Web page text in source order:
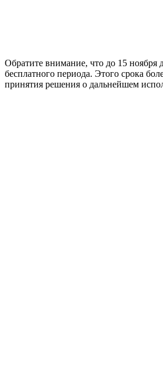
Обратите внимание, что до 15 ноября
бесплатного периода. Этого срока
принятия решения о дальнейшем